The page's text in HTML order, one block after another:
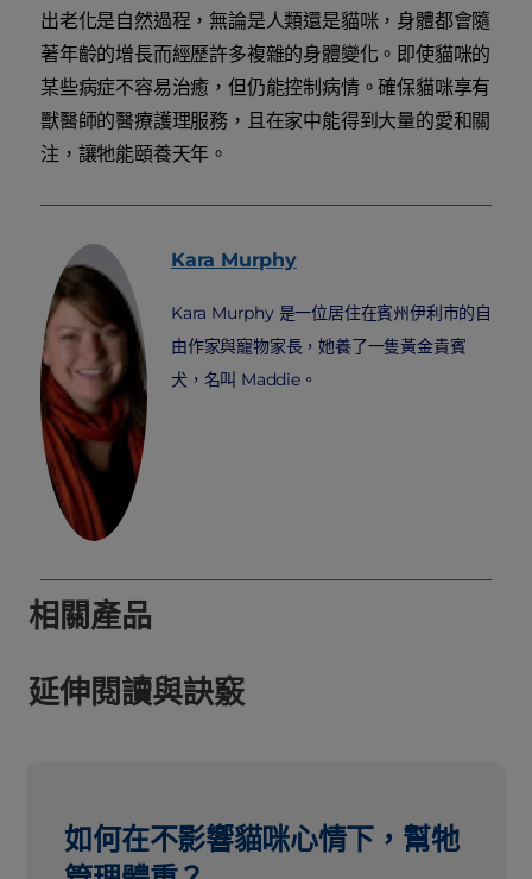
出老化是自然過程，無論是人類還是貓咪，身體都會隨
著年齡的增長而經歷許多複雜的身體變化。即使貓咪的
某些病症不容易治癒，但仍能控制病情。確保貓咪享有
獸醫師的醫療護理服務，且在家中能得到大量的愛和關
注，讓牠能頤養天年。
Kara Murphy
Kara Murphy 是一位居住在賓州伊利市的自
由作家與寵物家長，她養了一隻黃金貴賓
犬，名叫 Maddie。
相關產品
延伸閱讀與訣竅
如何在不影響貓咪心情下，幫牠